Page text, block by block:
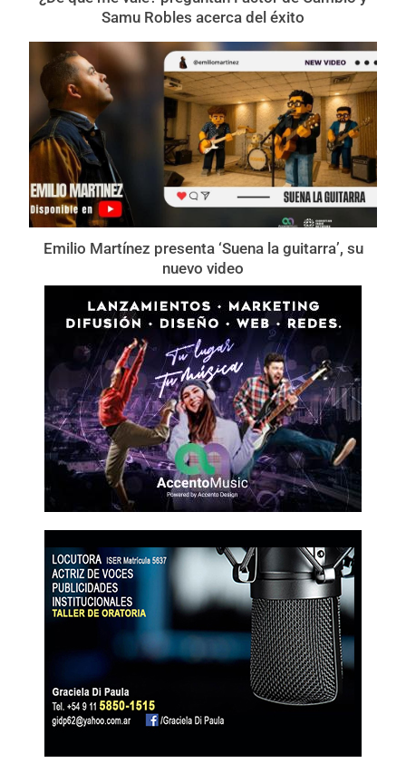
Samu Robles acerca del éxito
Emilio Martínez presenta ‘Suena la guitarra’, su
nuevo video